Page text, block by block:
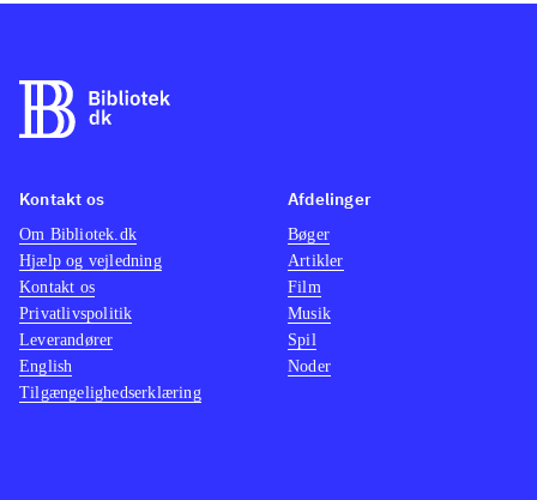
Kontakt os
Om Bibliotek.dk
Hjælp og vejledning
Kontakt os
Privatlivspolitik
Leverandører
English
Tilgængelighedserklæring
Afdelinger
Bøger
Artikler
Film
Musik
Spil
Noder